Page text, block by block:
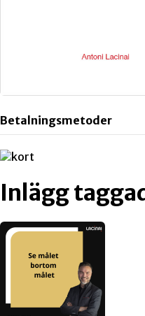
Betalningsmetoder
Inlägg